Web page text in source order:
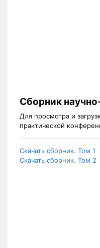
Сборник
Для просмотра и
практической
Скачать сборник. Том 1
Скачать сборник. Том 2